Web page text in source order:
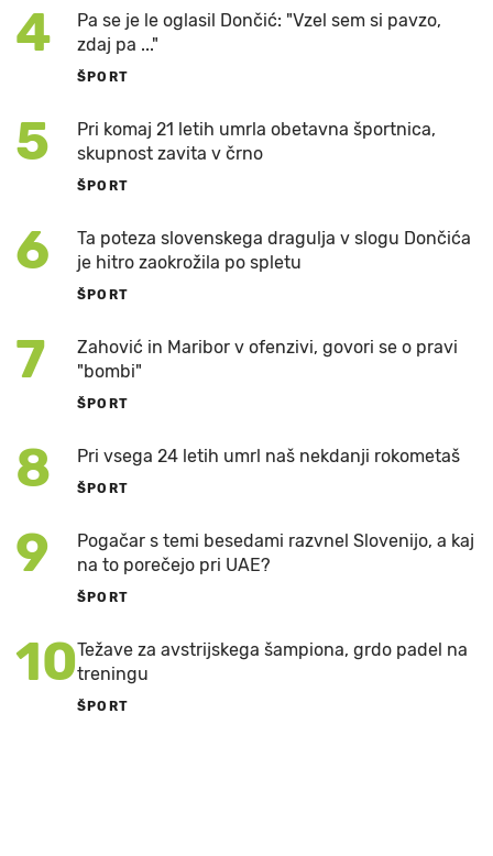
4
Pa se je le oglasil Dončić: "Vzel sem si pavzo,
zdaj pa ..."
ŠPORT
5
Pri komaj 21 letih umrla obetavna športnica,
skupnost zavita v črno
ŠPORT
6
Ta poteza slovenskega dragulja v slogu Dončića
je hitro zaokrožila po spletu
ŠPORT
7
Zahović in Maribor v ofenzivi, govori se o pravi
"bombi"
ŠPORT
8 Pri vsega 24 letih umrl naš nekdanji rokometaš
ŠPORT
9
Pogačar s temi besedami razvnel Slovenijo, a kaj
na to porečejo pri UAE?
ŠPORT
10Težave za avstrijskega šampiona, grdo padel na
treningu
ŠPORT